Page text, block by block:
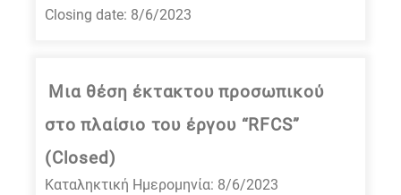
Closing date: 8/6/2023
Μια θέση έκτακτου προσωπικού
στο πλαίσιο του έργου “RFCS”
(Closed)
Καταληκτική Ημερομηνία: 8/6/2023